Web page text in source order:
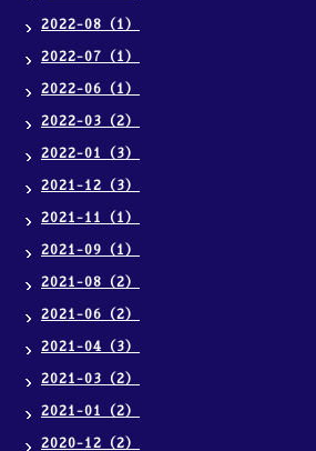
2022-08（1）
2022-07（1）
2022-06（1）
2022-03（2）
2022-01（3）
2021-12（3）
2021-11（1）
2021-09（1）
2021-08（2）
2021-06（2）
2021-04（3）
2021-03（2）
2021-01（2）
2020-12（2）